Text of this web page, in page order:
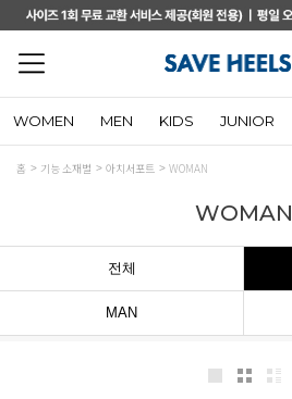
WOMEN MEN KIDS JUNIOR
홈 기능 소재별 아치서포트 WOMAN
WOMAN
전체
MAN